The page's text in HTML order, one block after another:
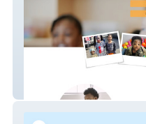
Theplayhivestudio